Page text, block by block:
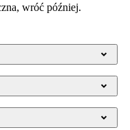
wróć później.